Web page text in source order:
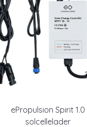
ePropulsion Spirit 1.0
solcellelader